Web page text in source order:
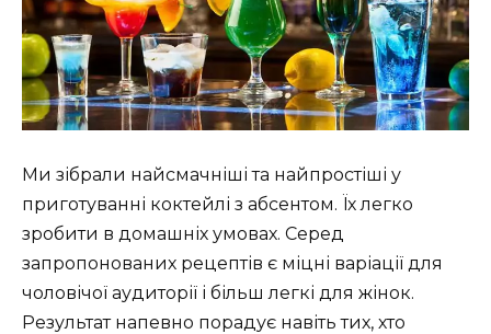
Ми зібрали найсмачніші та найпростіші у
приготуванні коктейлі з абсентом. Їх легко
зробити в домашніх умовах. Серед
запропонованих рецептів є міцні варіації для
чоловічої аудиторії і більш легкі для жінок.
Результат напевно порадує навіть тих, хто